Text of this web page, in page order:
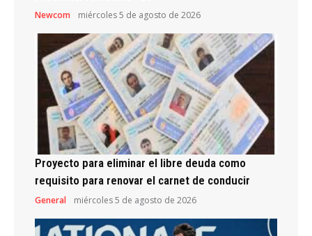
Newcom miércoles 5 de agosto de 2026
Proyecto para eliminar el libre deuda como
requisito para renovar el carnet de conducir
General miércoles 5 de agosto de 2026